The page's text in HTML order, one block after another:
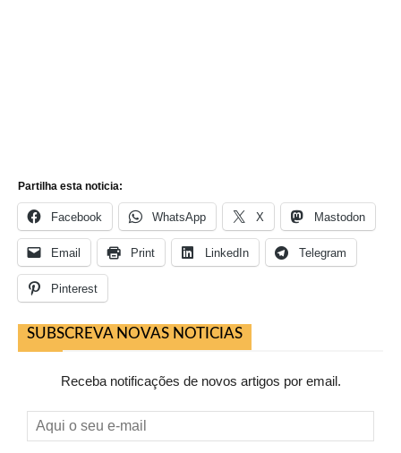
Partilha esta noticia:
Facebook WhatsApp X Mastodon
Email Print LinkedIn Telegram
Pinterest
SUBSCREVA NOVAS NOTICIAS
Receba notificações de novos artigos por email.
Aqui
o